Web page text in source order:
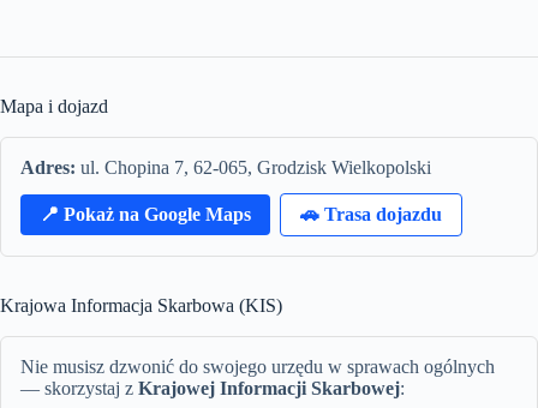
Mapa i dojazd
Adres: ul. Chopina 7, 62-065, Grodzisk Wielkopolski
📍 Pokaż na Google Maps 🚗 Trasa dojazdu
Krajowa Informacja Skarbowa (KIS)
Nie musisz dzwonić do swojego urzędu w sprawach ogólnych
— skorzystaj z Krajowej Informacji Skarbowej: